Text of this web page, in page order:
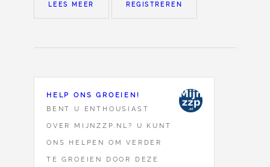
LEES MEER REGISTREREN
HELP ONS GROEIEN!
BENT U ENTHOUSIAST
OVER MIJNZZP.NL? U KUNT
ONS HELPEN OM VERDER
TE GROEIEN DOOR DEZE